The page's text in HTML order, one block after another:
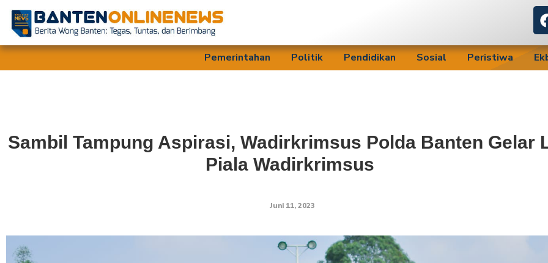
Pemerintahan Politik Pendidikan Sosial Peristiwa
Sambil Tampung Aspirasi, Wadirkrimsus Polda Banten Gelar
Piala Wadirkrimsus
Juni 11, 2023